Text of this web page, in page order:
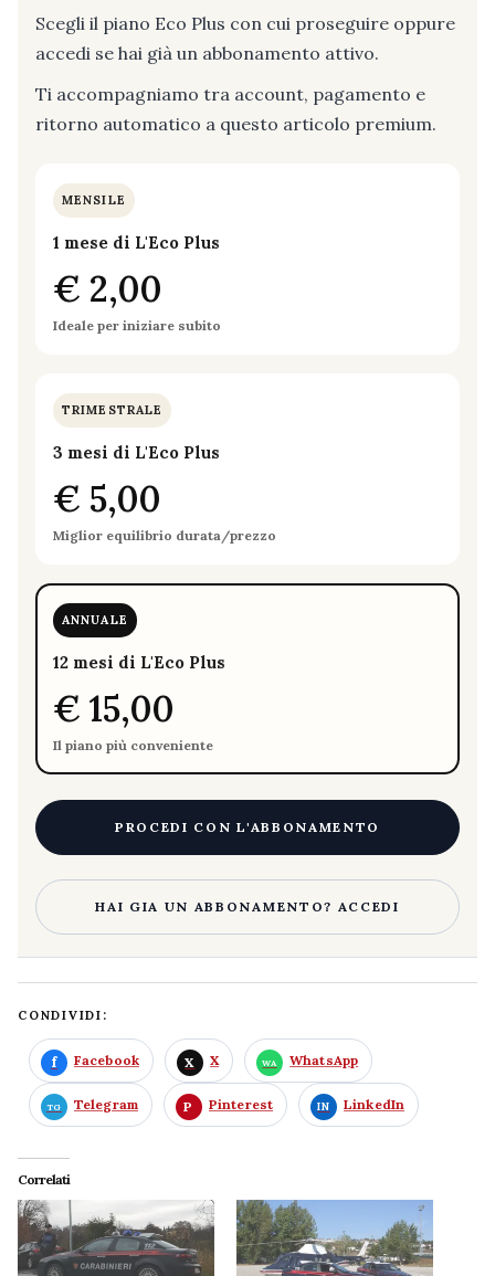
Scegli il piano Eco Plus con cui proseguire oppure
accedi se hai già un abbonamento attivo.
Ti accompagniamo tra account, pagamento e
ritorno automatico a questo articolo premium.
MENSILE
1 mese di L'Eco Plus
€ 2,00
Ideale per iniziare subito
TRIMESTRALE
3 mesi di L'Eco Plus
€ 5,00
Miglior equilibrio durata/prezzo
ANNUALE
12 mesi di L'Eco Plus
€ 15,00
Il piano più conveniente
PROCEDI CON L'ABBONAMENTO
HAI GIA UN ABBONAMENTO? ACCEDI
CONDIVIDI:
Facebook X WhatsApp
Telegram Pinterest LinkedIn
Correlati